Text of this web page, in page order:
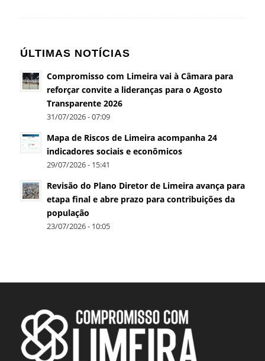
ÚLTIMAS NOTÍCIAS
Compromisso com Limeira vai à Câmara para
reforçar convite a lideranças para o Agosto
Transparente 2026
31/07/2026 - 07:09
Mapa de Riscos de Limeira acompanha 24
indicadores sociais e econômicos
29/07/2026 - 15:41
Revisão do Plano Diretor de Limeira avança para
etapa final e abre prazo para contribuições da
população
23/07/2026 - 10:05